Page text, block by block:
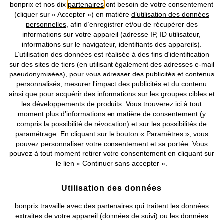
Prix indiqués TVA comprise avec en susfrais de port & de service
CGV Données personnelles Paramètres des cookies
Mentions légales Résilier le contrat
©2026 bonprix.Tous droits réservés.
Deutsch Français
bonprix et nos dix partenaires ont besoin de votre consentement
(cliquer sur « Accepter ») en matière d’utilisation des données
personnelles, afin d’enregistrer et/ou de récupérer des
informations sur votre appareil (adresse IP, ID utilisateur,
informations sur le navigateur, identifiants des appareils).
L’utilisation des données est réalisée à des fins d'identification
sur des sites de tiers (en utilisant également des adresses e-mail
pseudonymisées), pour vous adresser des publicités et contenus
personnalisés, mesurer l'impact des publicités et du contenu
ainsi que pour acquérir des informations sur les groupes cibles et
les développements de produits. Vous trouverez ici à tout
moment plus d’informations en matière de consentement (y
compris la possibilité de révocation) et sur les possibilités de
paramétrage. En cliquant sur le bouton « Paramètres », vous
pouvez personnaliser votre consentement et sa portée. Vous
pouvez à tout moment retirer votre consentement en cliquant sur
le lien « Continuer sans accepter ».
Utilisation des données
bonprix travaille avec des partenaires qui traitent les données
extraites de votre appareil (données de suivi) ou les données